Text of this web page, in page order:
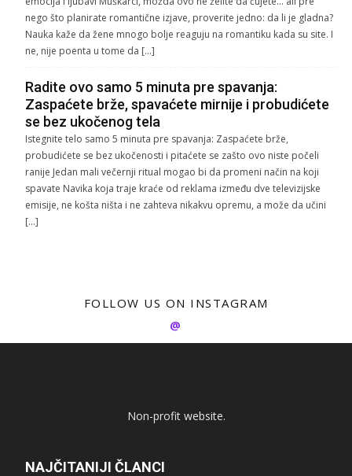
nego što planirate romantične izjave, proverite jedno: da li je gladna?
Nauka kaže da žene mnogo bolje reaguju na romantiku kada su site. I
ne, nije poenta u tome da […]
Radite ovo samo 5 minuta pre spavanja:
Zaspaćete brže, spavaćete mirnije i probudićete
se bez ukočenog tela
Istegnite telo samo 5 minuta pre spavanja: Zaspaćete brže,
probudićete se bez ukočenosti i pitaćete se zašto ovo niste počeli
ranije Jedan mali večernji ritual mogao bi da promeni način na koji
spavate Navika koja traje kraće od reklama između dve televizijske
emisije, ne košta ništa i ne zahteva nikakvu opremu, a može da učini
[…]
FOLLOW US ON INSTAGRAM
@
Non-profit website.
NAJČITANIJI ČLANCI